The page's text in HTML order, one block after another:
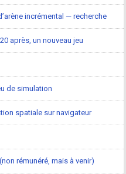
incrémental — recherche
après, un nouveau jeu
de simulation
spatiale sur navigateur
rémunéré, mais à venir)